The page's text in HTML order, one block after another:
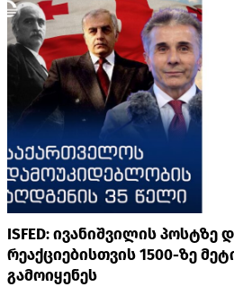
ISFED: ივანიშვილის პოსტზე
რეაქციებისთვის 1500-ზე
გამოიყენეს